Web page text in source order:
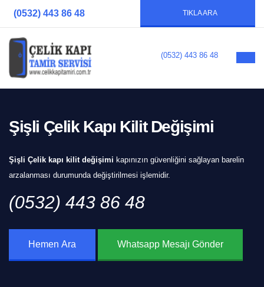
(0532) 443 86 48 TIKLA ARA
(0532) 443 86 48
Şişli Çelik Kapı Kilit Değişimi
Şişli Çelik kapı kilit değişimi kapınızın güvenliğini sağlayan barelin
arzalanması durumunda değiştirilmesi işlemidir.
(0532) 443 86 48
Hemen Ara Whatsapp Mesajı Gönder